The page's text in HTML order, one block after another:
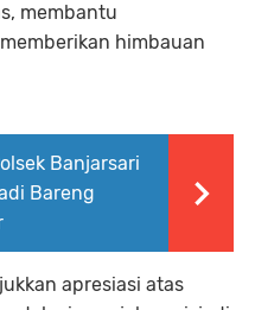
membantu
himbauan
Banjarsari
Bareng
apresiasi atas